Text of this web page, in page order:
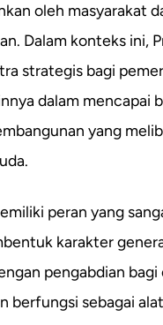
oleh masyarakat
Dalam konteks ini,
strategis bagi
dalam mencapai
yang
peran yang
karakter
pengabdian bagi
berfungsi sebagai